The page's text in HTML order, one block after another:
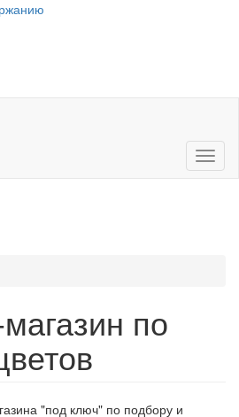
по
"под ключ" по подбору и